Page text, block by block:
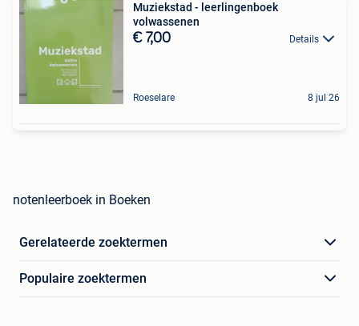
Muziekstad - leerlingenboek
volwassenen
€ 7,00 Details
Roeselare 8 jul 26
notenleerboek in Boeken
Gerelateerde zoektermen
Populaire zoektermen